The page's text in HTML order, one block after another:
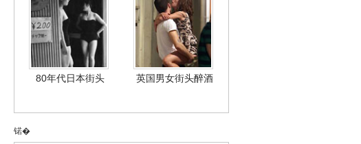
80年代日本街头 英国男女街头醉酒
锘�